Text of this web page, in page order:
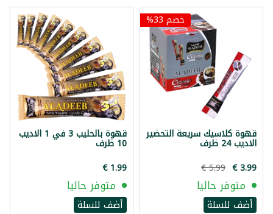
خصم 33%
قهوة كلاسيك سريعة التحضير
الاديب 24 ظرف
متوفر حاليا
أضف للسلة
قهوة بالحليب 3 في 1 الاديب
10 ظرف
متوفر حاليا
أضف للسلة